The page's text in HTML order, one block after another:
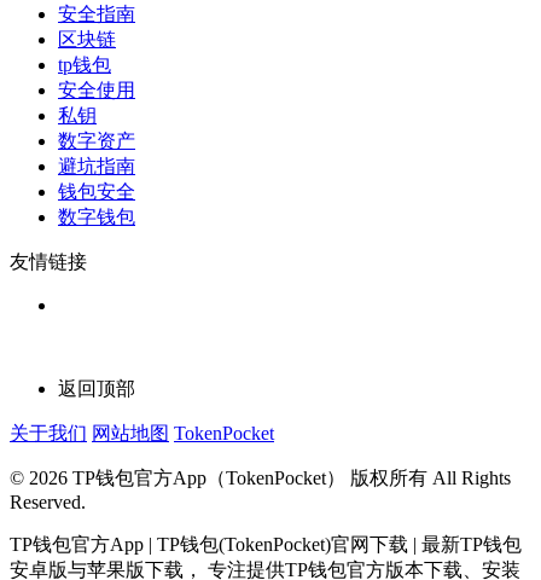
安全指南
区块链
tp钱包
安全使用
私钥
数字资产
避坑指南
钱包安全
数字钱包
友情链接
返回顶部
关于我们 网站地图 TokenPocket
© 2026 TP钱包官方App（TokenPocket） 版权所有 All Rights
Reserved.
TP钱包官方App | TP钱包(TokenPocket)官网下载 | 最新TP钱包
安卓版与苹果版下载， 专注提供TP钱包官方版本下载、安装